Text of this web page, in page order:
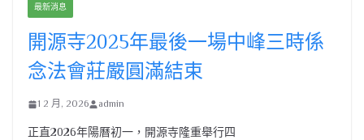
最新消息
開源寺2025年最後一場中峰三時係
念法會莊嚴圓滿結束
1 2 月, 2026 admin
正直2026年陽曆初一，開源寺隆重舉行四